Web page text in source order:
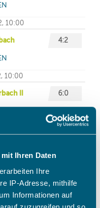
Ihren Daten
Ihre
IP-Adresse, mithilfe
Informationen auf